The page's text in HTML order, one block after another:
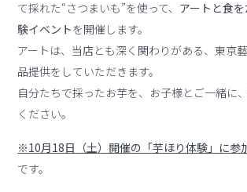
て採れた“さつまいも”を使って、 アートと食
験イベントを開催します。
アートは、当店とも深く関わりがある、東京
品提供をしていただきます。
自分たちで採ったお芋を、お子様とご一緒に
ください。
※10月18日（土）開催の「芋ほり体験」に参
です。